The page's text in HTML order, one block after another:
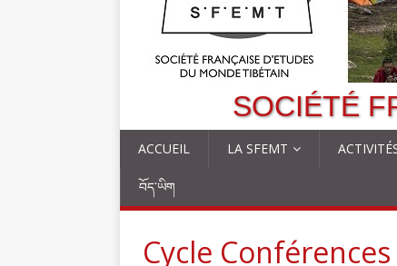
SOCIÉTÉ
ACCUEIL LA SFEMT
བོད་ཡིག
Cycle